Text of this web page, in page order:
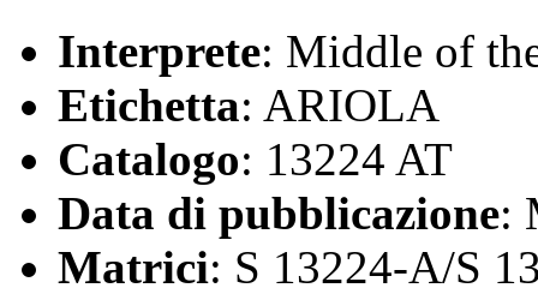
Interprete: Middle of
Etichetta: ARIOLA
Catalogo: 13224 AT
Data di pubblicazione:
Matrici: S 13224-A/S